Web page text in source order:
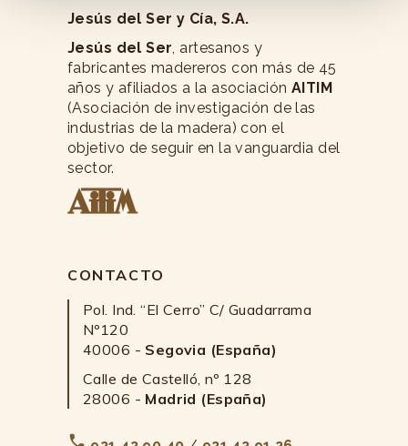
Jesús del Ser y Cía, S.A.
Jesús del Ser, artesanos y
fabricantes madereros con más de 45
años y afiliados a la asociación AITIM
(Asociación de investigación de las
industrias de la madera) con el
objetivo de seguir en la vanguardia del
sector.
CONTACTO
Pol. Ind. “El Cerro” C/ Guadarrama
Nº120
40006 - Segovia (España)
Calle de Castelló, nº 128
28006 - Madrid (España)